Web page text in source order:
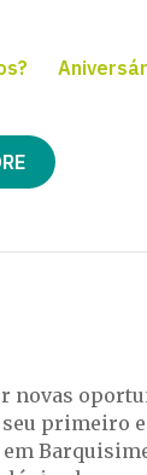
novas
primeiro